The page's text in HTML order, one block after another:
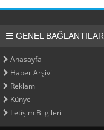
GENEL BAĞLANTILAR
Anasayfa
Haber Arşivi
Reklam
Künye
İletişim Bilgileri